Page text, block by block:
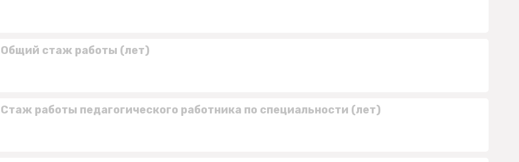
Общий стаж работы (лет)
Стаж работы педагогического работника по специальности (лет)